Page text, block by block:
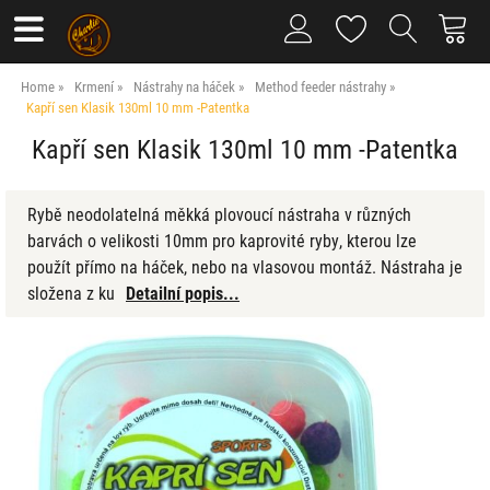
Home Krmení Nástrahy na háček
Method feeder nástrahy
Kapří sen Klasik 130ml 10 mm -Patentka
Kapří sen Klasik 130ml 10 mm -Patentka
Rybě neodolatelná měkká plovoucí nástraha v různých
barvách o velikosti 10mm pro kaprovité ryby, kterou lze
použít přímo na háček, nebo na vlasovou montáž. Nástraha je
složena z ku Detailní popis...